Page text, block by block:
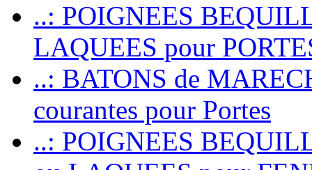
..: POIGNEES
LAQUEES pour
..: BATONS de
courantes pour Portes
..: POIGNEES